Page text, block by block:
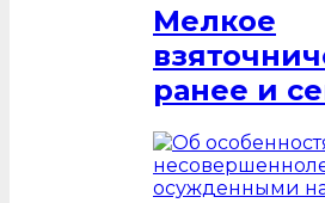
Мелкое
ранее и